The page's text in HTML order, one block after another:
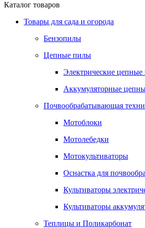
Каталог товаров
Товары для сада и огорода
Бензопилы
Цепные пилы
Электрические
Аккумуляторные
Почвообрабатывающая
Мотоблоки
Мотолебедки
Мотокультиваторы
Оснастка для
Культиваторы
Культиваторы
Теплицы и Поликарбонат